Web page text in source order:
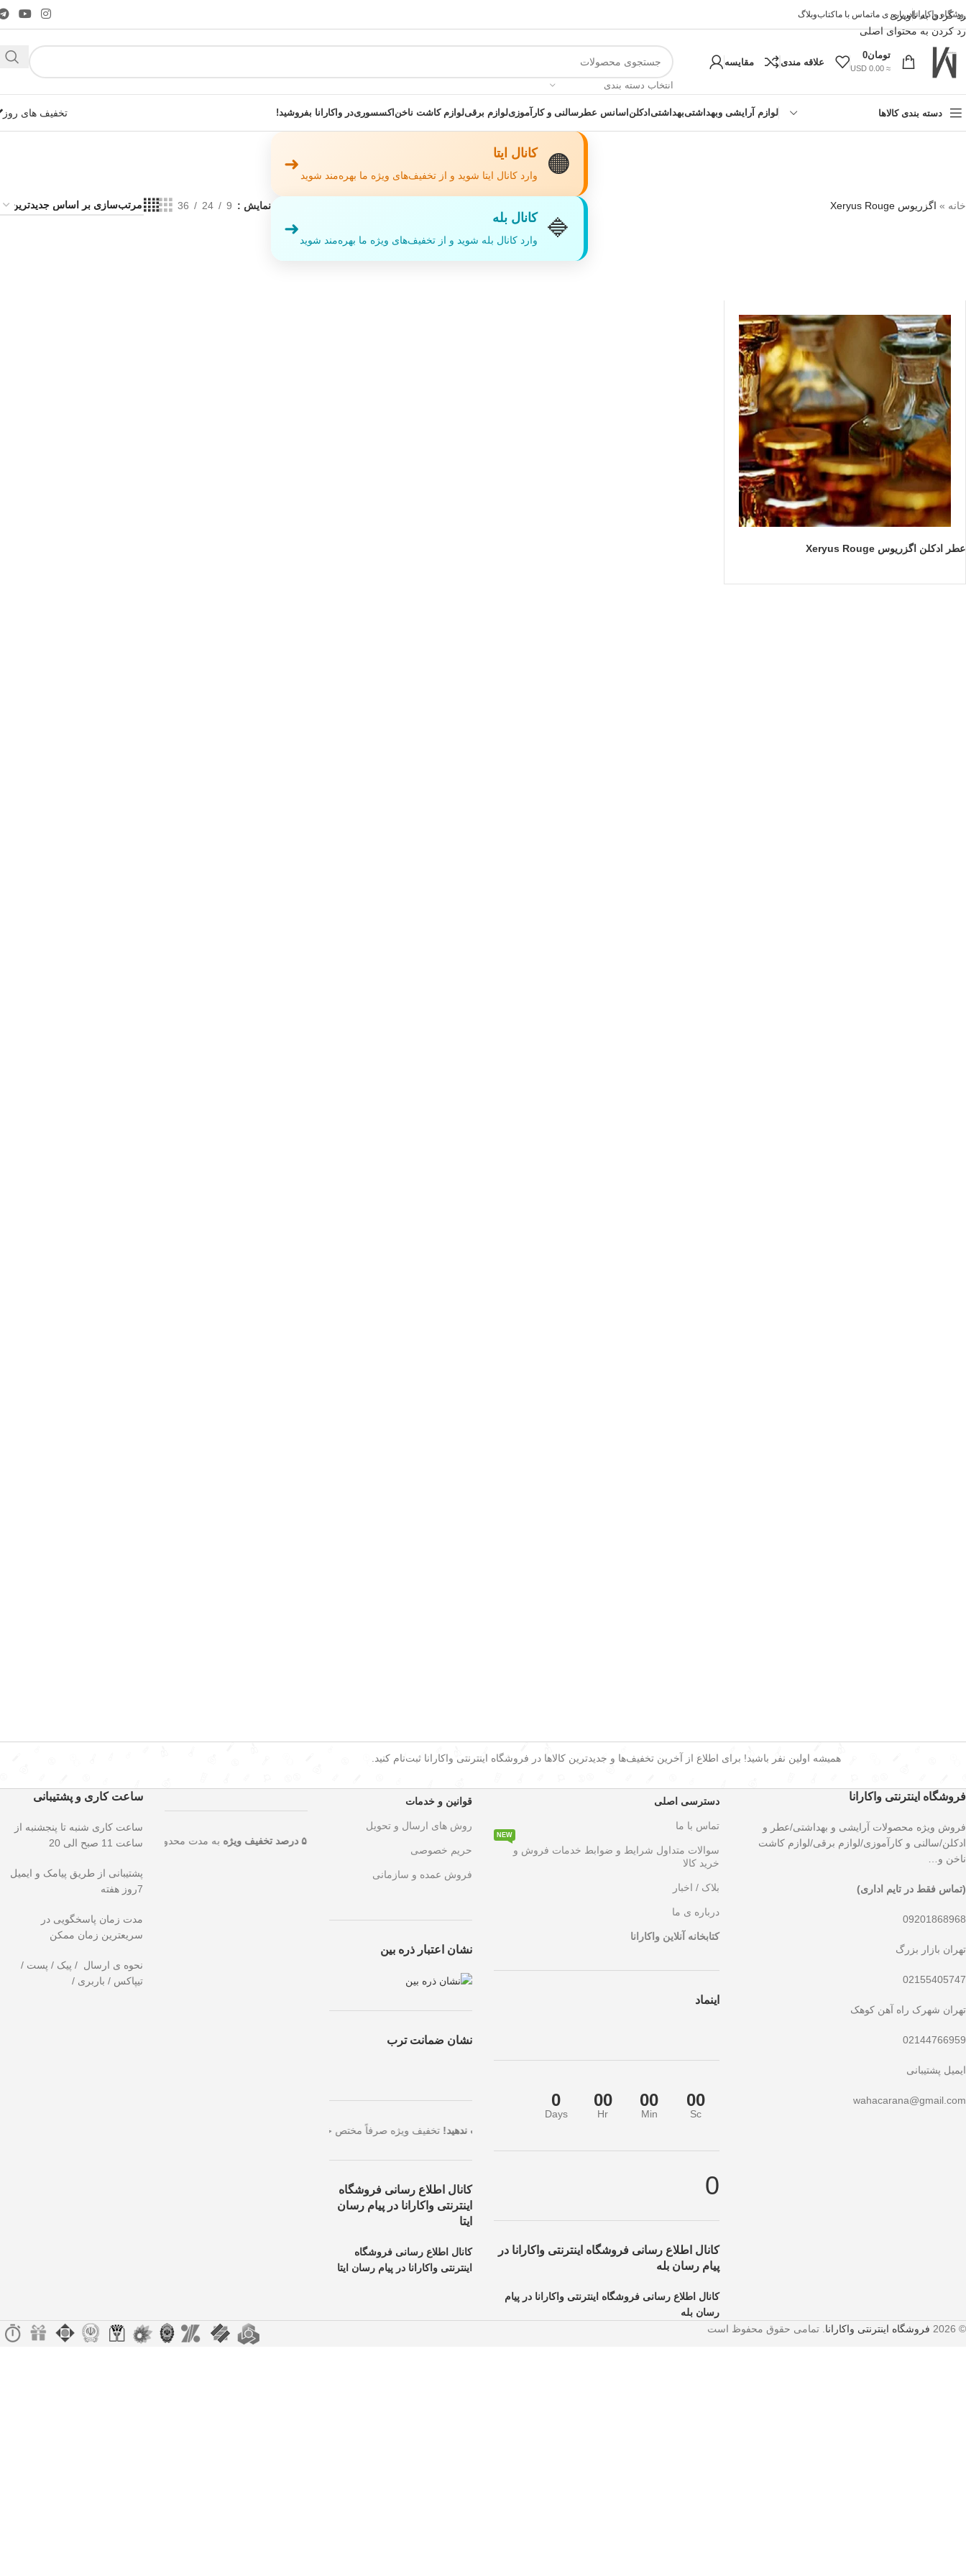
رد کردن به ناوبری
رد کردن به محتوای اصلی
!تجربه یک خرید عالی فرصت را از دست ندهید همین امروز از تخفیفات ویژه بهرمند شوید!
واکارانادرباره ی ماتماس با ماکتابوبلاگ
تومان0
≈ 0.00 USD
علاقه مندی مقایسه
انتخاب دسته بندی
دسته بندی کالاها لوازم آرایشی وبهداشتیبهداشتی ادکلن اسانس عطر سالنی و کارآموزیلوازم برقیلوازم کاشت ناخن اکسسوریدر واکارانا بفروشید! تخفیف های روز
خانه » اگزریوس Xeryus Rouge
🟠 کانال ایتا
وارد کانال ایتا شوید و از تخفیف‌های ویژه ما بهره‌مند شوید
➜
🔷 کانال بله
وارد کانال بله شوید و از تخفیف‌های ویژه ما بهره‌مند شوید
➜
نمایش 9
24
36
عطر ادکلن اگزریوس Xeryus Rouge
همیشه اولین نفر باشید! برای اطلاع از آخرین تخفیف‌ها و جدیدترین کالاها در فروشگاه اینترنتی واکارانا ثبت‌نام کنید.
فروشگاه اینترنتی واکارانا
فروش ویژه محصولات آرایشی و بهداشتی/عطر و
ادکلن/سالنی و کارآموزی/لوازم برقی/لوازم کاشت
ناخن و…
(تماس فقط در تایم اداری)
09201868968
تهران بازار بزرگ
02155405747
تهران شهرک راه آهن کوهک
02144766959
ایمیل پشتیبانی
wahacarana@gmail.com
دسترسی اصلی
تماس با ما
سوالات متداول شرایط و ضوابط خدمات فروش و
خرید کالا
NEW
بلاک / اخبار
درباره ی ما
کتابخانه آنلاین واکارانا
اینماد
0
Days
00
Hr
00
Min
00
Sc
0
کانال اطلاع رسانی فروشگاه اینترنتی واکارانا در
پیام رسان بله
کانال اطلاع رسانی فروشگاه اینترنتی واکارانا در پیام
رسان بله
قوانین و خدمات
روش های ارسال و تحویل
حریم خصوصی
فروش عمده و سازمانی
نشان اعتبار ذره بین
نشان ضمانت ترب
فرصت طلایی را از دست ندهید!ویژه صرفاً مختص خریدهای امروز است. برای دریافت بهترین قیمت با بالاترین تخفیف، همین حالا سفارش خود را ثبت کنید.
کانال اطلاع رسانی فروشگاه
اینترنتی واکارانا در پیام رسان
ایتا
کانال اطلاع رسانی فروشگاه
اینترنتی واکارانا در پیام رسان ایتا
۵۰ درصد تخفیف ویژه به مدت محدود روی تمامی به مدت محدود روی تمامی محصولات. این فرصت استثنایی را از دست ندهید!
ساعت کاری و پشتیبانی
ساعت کاری شنبه تا پنجشنبه از
ساعت 11 صبح الی 20
پشتیبانی از طریق پیامک و ایمیل
7روز هفته
مدت زمان پاسخگویی در
سریعترین زمان ممکن
نحوه ی ارسال / پیک / پست /
تیپاکس / باربری /
© 2026 فروشگاه اینترنتی واکارانا . تمامی حقوق محفوظ است